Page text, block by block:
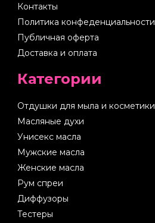
Контакты
Политика конфеденциальности
Публичная оферта
Доставка и оплата
Категории
Отдушки для мыла и косметики
Масляные духи
Унисекс масла
Мужские масла
Женские масла
Рум спреи
Диффузоры
Тестеры